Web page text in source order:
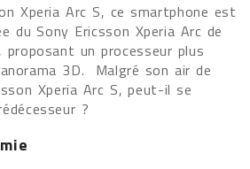
Xperia Arc S, ce smartphone est
du Sony Ericsson Xperia Arc de
proposant un processeur plus
3D. Malgré son air de
Xperia Arc S, peut-il se
?